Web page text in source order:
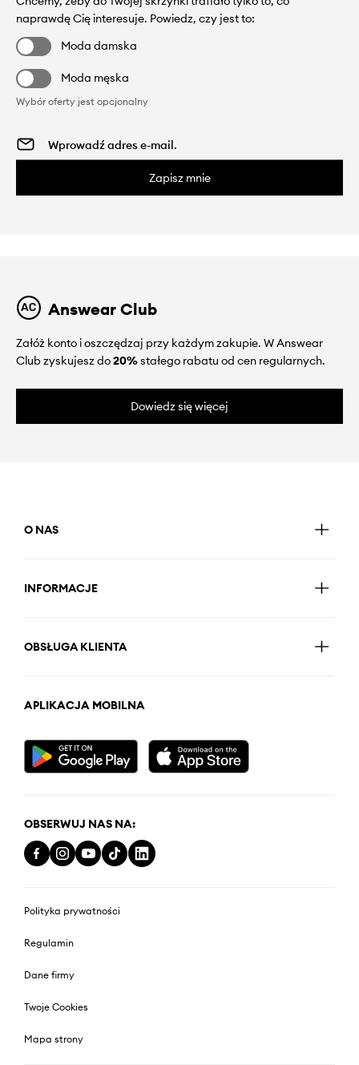
naprawdę Cię interesuje. Powiedz, czy jest to:
Moda damska
Moda męska
Wybór oferty jest opcjonalny
Zapisz mnie
Answear Club
Załóż konto i oszczędzaj przy każdym zakupie. W Answear
Club zyskujesz do20%stałego rabatu od cen regularnych.
Dowiedz się więcej
O NAS
INFORMACJE
OBSŁUGA KLIENTA
APLIKACJA MOBILNA
OBSERWUJ NAS NA:
Polityka prywatności
Regulamin
Dane firmy
Twoje Cookies
Mapa strony